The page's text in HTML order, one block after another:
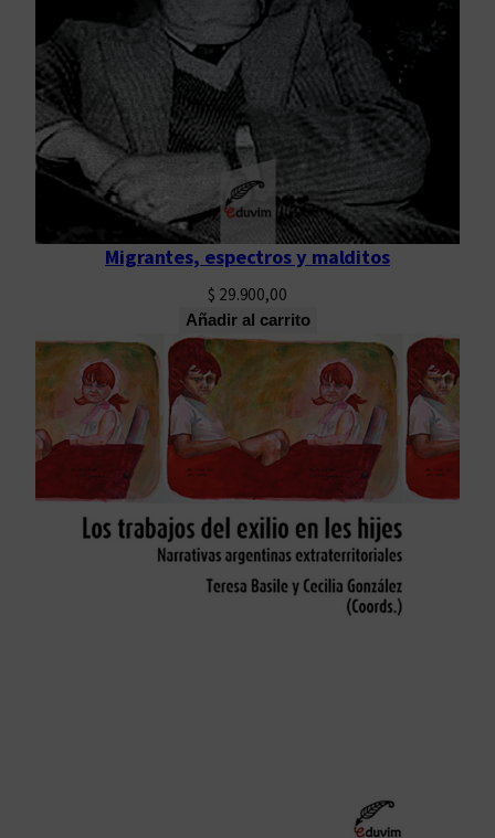
Migrantes, espectros y malditos
$ 29.900,00
Añadir al carrito